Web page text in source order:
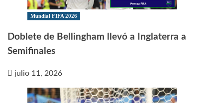
Mundial FIFA 2026
Doblete de Bellingham llevó a Inglaterra a
Semifinales
julio 11, 2026